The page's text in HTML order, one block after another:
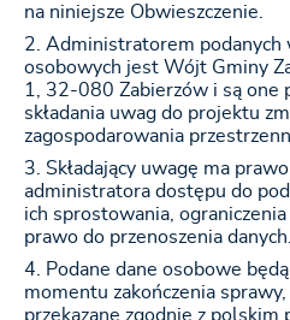
na niniejsze Obwieszczenie.
Administratorem podanych
osobowych jest Wójt Gminy
1, 32-080 Zabierzów i są one
składania uwag do projektu
zagospodarowania
Składający uwagę ma
administratora dostępu do
ich sprostowania,
prawo do przenoszenia danych.
Podane dane osobowe
momentu zakończenia
przekazane zgodnie z